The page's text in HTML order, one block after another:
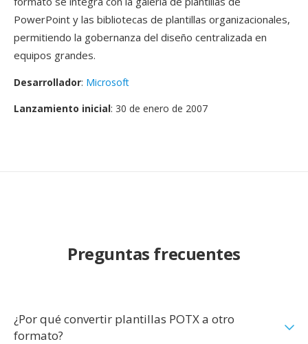
PowerPoint y las bibliotecas de plantillas organizacionales,
permitiendo la gobernanza del diseño centralizada en
equipos grandes.
Desarrollador: Microsoft
Lanzamiento inicial: 30 de enero de 2007
Preguntas frecuentes
¿Por qué convertir plantillas POTX a otro
formato?